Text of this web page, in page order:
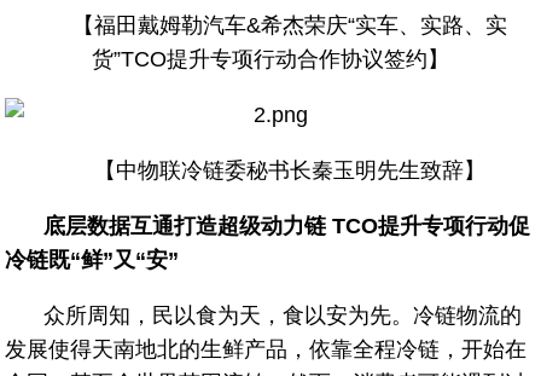
【福田戴姆勒汽车&希杰荣庆“实车、实路、实
货”TCO提升专项行动合作协议签约】
【中物联冷链委秘书长秦玉明先生致辞】
底层数据互通打造超级动力链 TCO提升专项行动促
冷链既“鲜”又“安”
众所周知，民以食为天，食以安为先。冷链物流的
发展使得天南地北的生鲜产品，依靠全程冷链，开始在